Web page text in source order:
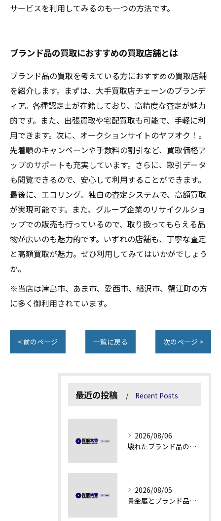
サービスを利用してみるのも一つの方法です。
ブランド品の買取におすすめの買取店舗とは
ブランド品の買取を考えている方におすすめの買取店舗
を紹介します。まずは、大手買取店チェーンのブランデ
ィア。各種認定士が在籍しており、高精度な査定が魅力
的です。また、出張買取や宅配買取も可能で、手軽に利
用できます。次に、オークションサイトのヤフオク！。
先着順のキャンペーンや手数料の割引など、買取価格ア
ップのサポートも充実しています。さらに、取引データ
も閲覧できるので、安心して利用することができます。
最後に、エコリング。独自の査定システムで、高額買取
が実現可能です。また、グループ企業のリサイクルショ
ップでの販売も行っているので、取り扱ってもらえる品
物が広いのも魅力的です。いずれの店舗も、丁寧な査定
と高額買取が魅力。ぜひ利用してみてはいかがでしょう
か。
※当店は津島市、あま市、愛西市、稲沢市、蟹江町の方
に多く御利用されています。
< 前のページ 一覧に戻る 次のページ >
最近の投稿 Recent Posts
2026/08/06
壊れたブランド品の価値を見極める技術とは
2026/08/05
貴金属とブランド品の価値変動を見極める方法